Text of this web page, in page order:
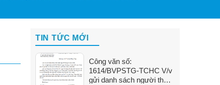
TIN TỨC MỚI
Công văn số:
1614/BVPSTG-TCHC V/v
gửi danh sách người thực